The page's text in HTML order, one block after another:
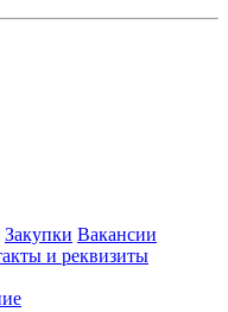
Закупки Вакансии
и реквизиты